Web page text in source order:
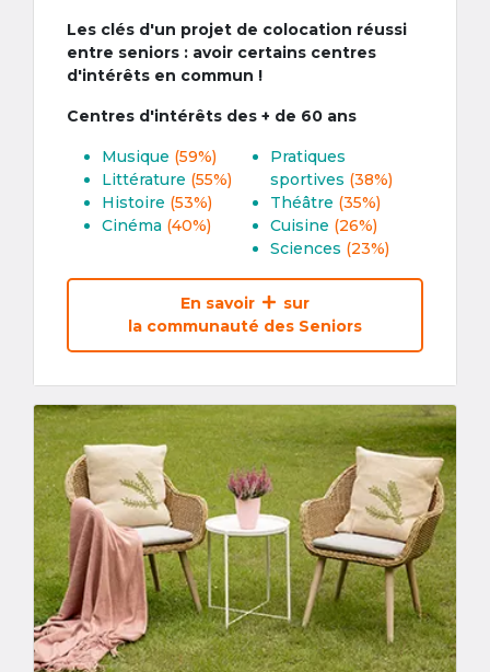
Les clés d'un projet de colocation réussi
entre seniors : avoir certains centres
d'intérêts en commun !
Centres d'intérêts des + de 60 ans
Musique (59%)
Littérature (55%)
Histoire (53%)
Cinéma (40%)
Pratiques
sportives (38%)
Théâtre (35%)
Cuisine (26%)
Sciences (23%)
En savoir
sur
la communauté des Seniors